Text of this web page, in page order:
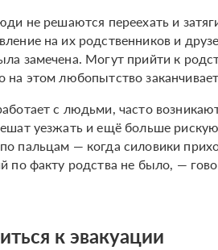
не решаются переехать и
на их родственников и
замечена. Могут прийти к
на этом любопытство
с людьми, часто
уезжать и ещё больше
пальцам — когда силовики
по факту родства не было, —
к эвакуации